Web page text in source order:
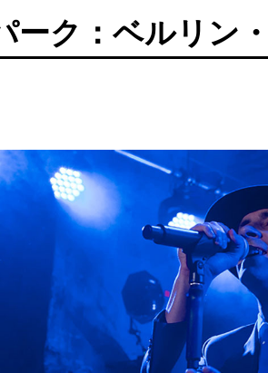
ーク：ベルリン